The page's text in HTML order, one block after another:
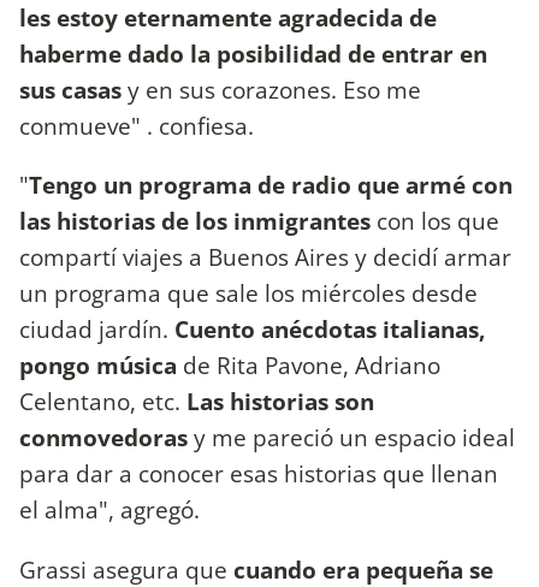
les estoy eternamente agradecida de
haberme dado la posibilidad de entrar en
sus casasy en sus corazones. Eso me
conmueve" . confiesa.
"Tengo un programa de radio que armé con
las historias de los inmigrantes con los que
compartí viajes a Buenos Aires y decidí armar
un programa que sale los miércoles desde
ciudad jardín. Cuento anécdotas italianas,
pongo música de Rita Pavone, Adriano
Celentano, etc. Las historias son
conmovedorasy me pareció un espacio ideal
para dar a conocer esas historias que llenan
el alma", agregó.
Grassi asegura que cuando era pequeña se